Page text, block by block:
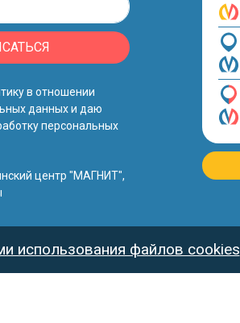
использования файлов cookies
в отношении
данныхи даю
персональных
центр "МАГНИТ",